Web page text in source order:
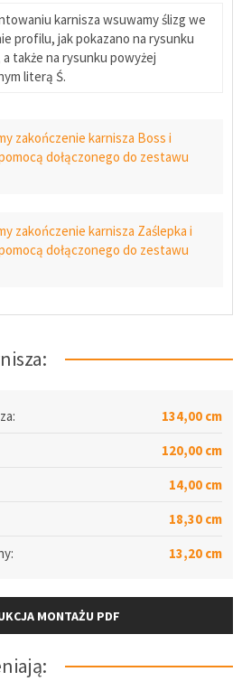
karnisza wsuwamy ślizg we
profilu, jak pokazano na rysunku
także na rysunku powyżej
literą Ś.
zakończenie karnisza Boss i
dołączonego do zestawu
zakończenie karnisza Zaślepka i
dołączonego do zestawu
134,00 cm
120,00 cm
14,00 cm
18,30 cm
13,20 cm
MONTAŻU PDF